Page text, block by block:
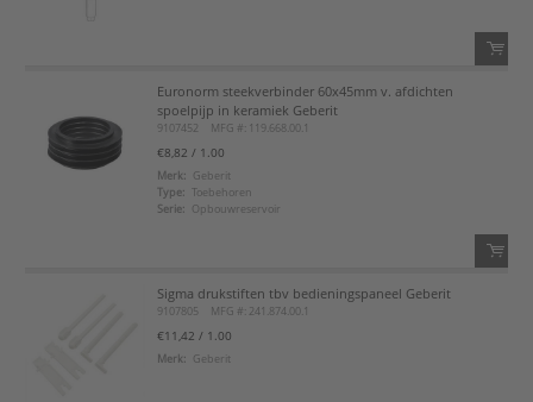
Voeg toe aan favorietenlijst
Euronorm steekverbinder 60x45mm v. afdichten
spoelpijp in keramiek Geberit
9107452 MFG #: 119.668.00.1
€8,82 / 1.00
Merk:
Geberit
Type:
Toebehoren
Serie:
Opbouwreservoir
Sigma drukstiften tbv bedieningspaneel Geberit
9107805 MFG #: 241.874.00.1
€11,42 / 1.00
Merk: Geberit